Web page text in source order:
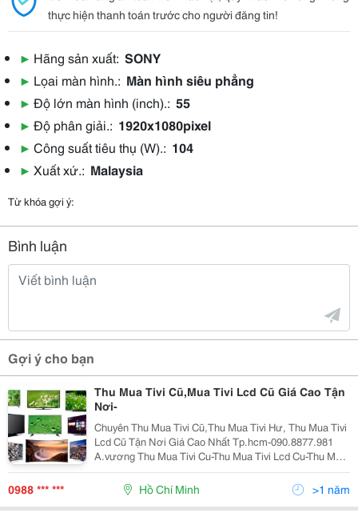
thực hiện thanh toán trước cho người đăng tin!
▶ Hãng sản xuất: SONY
▶ Lọai màn hình.: Màn hình siêu phẳng
▶ Độ lớn màn hình (inch).: 55
▶ Độ phân giải.: 1920x1080pixel
▶ Công suất tiêu thụ (W).: 104
▶ Xuất xứ.: Malaysia
Từ khóa gợi ý:
Bình luận
Gợi ý cho bạn
Thu Mua Tivi Cũ,Mua Tivi Lcd Cũ Giá Cao Tận
Nơi-
Chuyên Thu Mua Tivi Cũ,Thu Mua Tivi Hư, Thu Mua Tivi
Lcd Cũ Tận Nơi Giá Cao Nhất Tp.hcm-090.8877.981
A.vương Thu Mua Tivi Cu-Thu Mua Tivi Lcd Cu-Thu Mua
Tivi Led Cu-Mua Tivi Cu Gia Cao Tivi Lcd Ngày Nay
Dường Như Là 1 Nhu Cầu Công Nghệ Cấp
0988 *** *** Hồ Chí Minh >1 năm